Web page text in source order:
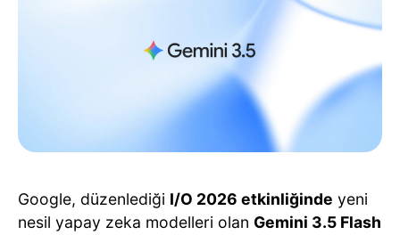
Google, düzenlediği I/O 2026 etkinliğinde yeni
nesil yapay zeka modelleri olan Gemini 3.5 Flash